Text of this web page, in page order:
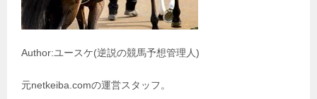
Author:ユースケ(逆説の競馬予想管理人)
元netkeiba.comの運営スタッフ。